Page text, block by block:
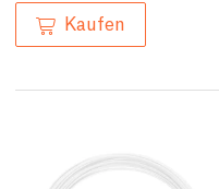
Kaufen